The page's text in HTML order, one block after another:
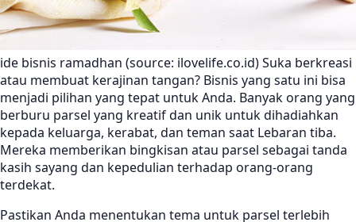
ide bisnis ramadhan (source: ilovelife.co.id) Suka berkreasi
atau membuat kerajinan tangan? Bisnis yang satu ini bisa
menjadi pilihan yang tepat untuk Anda. Banyak orang yang
berburu parsel yang kreatif dan unik untuk dihadiahkan
kepada keluarga, kerabat, dan teman saat Lebaran tiba.
Mereka memberikan bingkisan atau parsel sebagai tanda
kasih sayang dan kepedulian terhadap orang-orang
terdekat.
Pastikan Anda menentukan tema untuk parsel terlebih